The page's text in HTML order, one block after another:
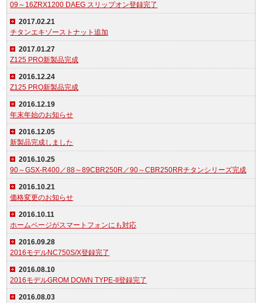
09～16ZRX1200 DAEG スリップオン登録完了
2017.02.21
チタンエキゾーストナット追加
2017.01.27
Z125 PRO新製品完成
2016.12.24
Z125 PRO新製品完成
2016.12.19
年末年始のお知らせ
2016.12.05
新製品完成しました
2016.10.25
90～GSX-R400／88～89CBR250R／90～CBR250RRチタンシリーズ完成
2016.10.21
価格変更のお知らせ
2016.10.11
ホームページがスマートフォンにも対応
2016.09.28
2016モデルNC750S/X登録完了
2016.08.10
2016モデルGROM DOWN TYPE-II登録完了
2016.08.03